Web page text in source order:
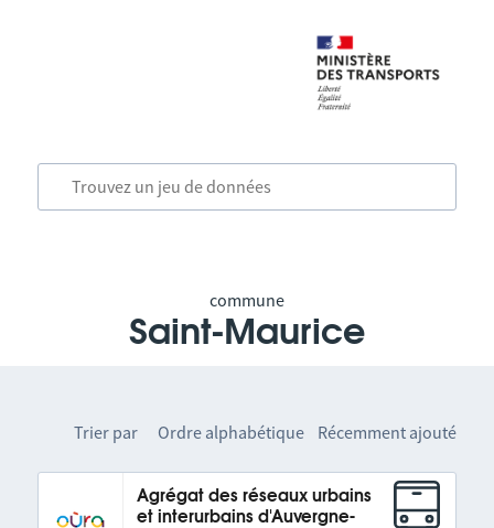
commune
Saint-Maurice
Trier par Ordre alphabétique Récemment ajouté
Agrégat des réseaux urbains
et interurbains d'Auvergne-